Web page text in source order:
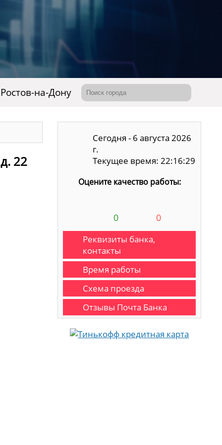
Ростов-на-Дону
22
Сегодня - 6 августа 2026
г.
Текущее время: 22:16:30
Оцените качество работы:
0 0
Реквизиты банка,
контакты
Время работы
Схема проезда
Отзывы Почта Банка